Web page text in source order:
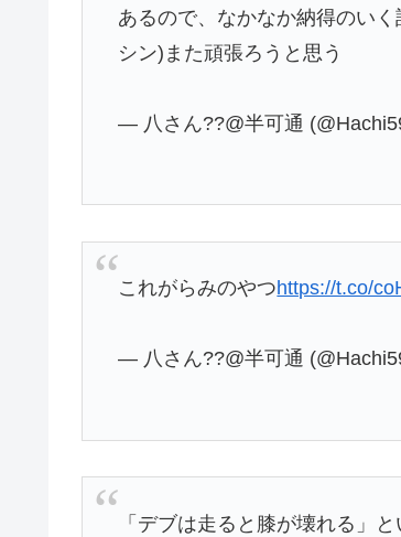
あるので、なかなか納得のい
シン)また頑張ろうと思う
— 八さん??@半可通
これがらみのやつhttps://t.co/
— 八さん??@半可通
「デブは走ると膝が壊れる」